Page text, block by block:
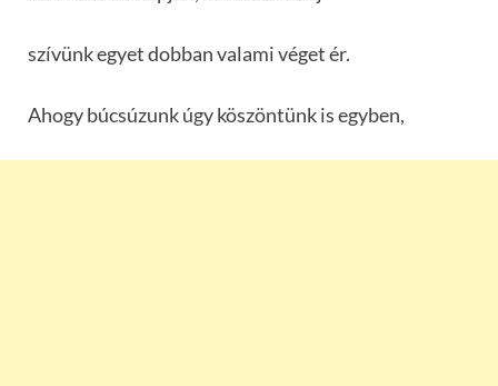
szívünk egyet dobban valami véget ér.
Ahogy búcsúzunk úgy köszöntünk is egyben,